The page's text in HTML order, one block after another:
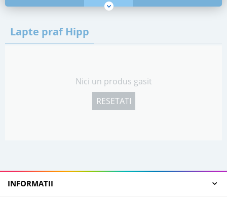
Lapte praf Hipp
Nici un produs gasit
RESETATI
INFORMATII